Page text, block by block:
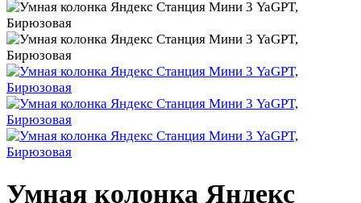
Умная колонка Яндекс